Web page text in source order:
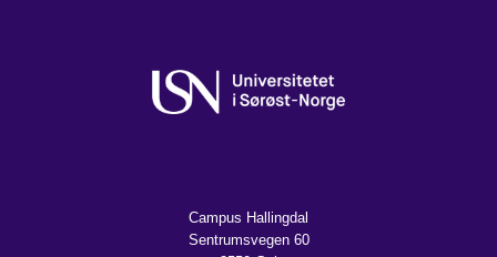
Campus Hallingdal
Sentrumsvegen 60